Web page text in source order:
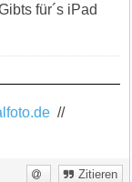
für´s iPad
//
Zitieren